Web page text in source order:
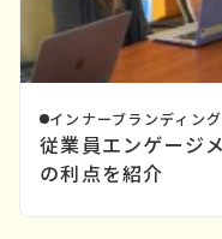
従業員エンゲージ
の利点を紹介
インナーブランディン